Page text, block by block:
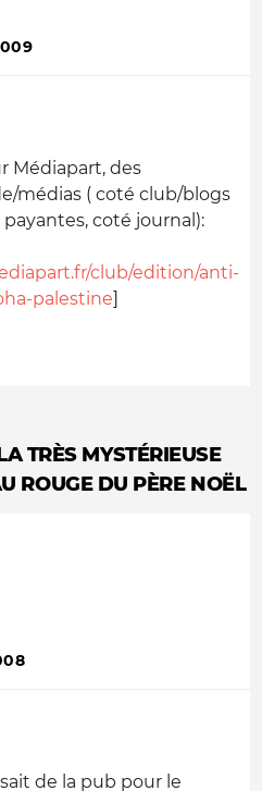
Médiapart, des
médias ( coté club/blogs
coté journal):
club/edition/anti-
palestine]
TRÈS MYSTÉRIEUSE
ROUGE DU PÈRE NOËL
de la pub pour le